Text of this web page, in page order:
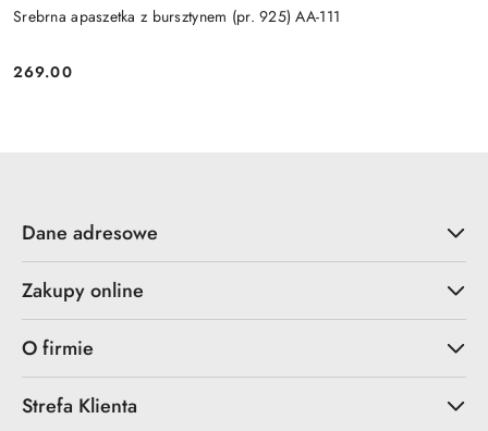
Srebrna apaszetka z bursztynem (pr. 925) AA-111
Cena:
269.00
Dane adresowe
Zakupy online
O firmie
Strefa Klienta